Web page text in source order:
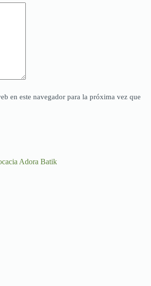
en este navegador para la próxima vez que